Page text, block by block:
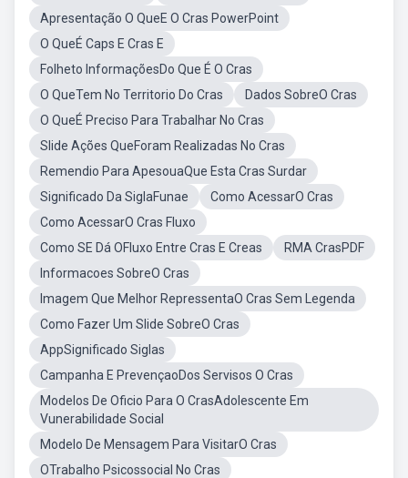
Apresentação O QueE O Cras PowerPoint
O QueÉ Caps E Cras E
Folheto InformaçõesDo Que É O Cras
O QueTem No Territorio Do Cras
Dados SobreO Cras
O QueÉ Preciso Para Trabalhar No Cras
Slide Ações QueForam Realizadas No Cras
Remendio Para ApesouaQue Esta Cras Surdar
Significado Da SiglaFunae
Como AcessarO Cras
Como AcessarO Cras Fluxo
Como SE Dá OFluxo Entre Cras E Creas
RMA CrasPDF
Informacoes SobreO Cras
Imagem Que Melhor RepressentaO Cras Sem Legenda
Como Fazer Um Slide SobreO Cras
AppSignificado Siglas
Campanha E PrevençaoDos Servisos O Cras
Modelos De Oficio Para O CrasAdolescente Em
Vunerabilidade Social
Modelo De Mensagem Para VisitarO Cras
OTrabalho Psicossocial No Cras